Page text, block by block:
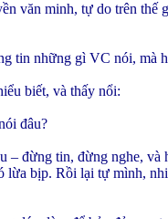
văn minh, tự do trên
tin những gì VC nói, mà
biết, và thấy nổi:
đâu?
– đừng tin, đừng nghe,
lừa bịp. Rồi lại tự mình,